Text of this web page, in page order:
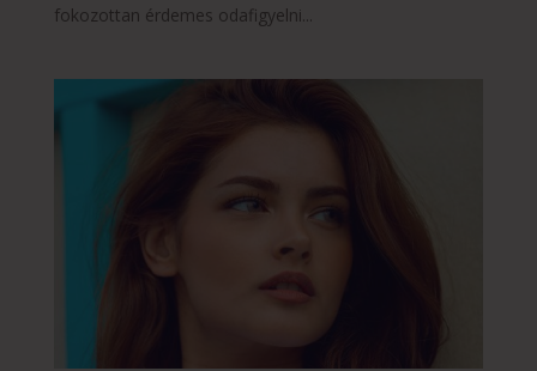
fokozottan érdemes odafigyelni...